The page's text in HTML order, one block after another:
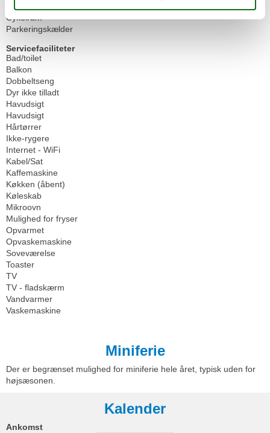
Omgivende faciliteter
Cykelrum
Parkeringskælder
Servicefaciliteter
Bad/toilet
Balkon
Dobbeltseng
Dyr ikke tilladt
Havudsigt
Havudsigt
Hårtørrer
Ikke-rygere
Internet - WiFi
Kabel/Sat
Kaffemaskine
Køkken (åbent)
Køleskab
Mikroovn
Mulighed for fryser
Opvarmet
Opvaskemaskine
Soveværelse
Toaster
TV
TV - fladskærm
Vandvarmer
Vaskemaskine
Miniferie
Der er begrænset mulighed for miniferie hele året, typisk uden for
højsæsonen.
Kalender
Ankomst